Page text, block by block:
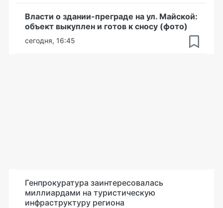
Власти о здании-преграде на ул. Майской:
объект выкуплен и готов к сносу (фото)
сегодня, 16:45
Генпрокуратура заинтересовалась
миллиардами на туристическую
инфраструктуру региона